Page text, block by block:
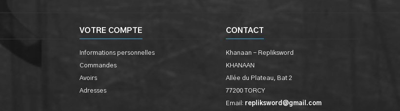
VOTRE COMPTE
Informations personnelles
Commandes
Avoirs
Adresses
CONTACT
Khanaan - Repliksword
KHANAAN
Allée du Plateau, Bat 2
77200 TORCY
Email: repliksword@gmail.com